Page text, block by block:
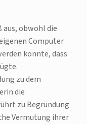
aus, obwohl die
Computer
konnte, dass
zu dem
die
zu Begründung
Vermutung ihrer